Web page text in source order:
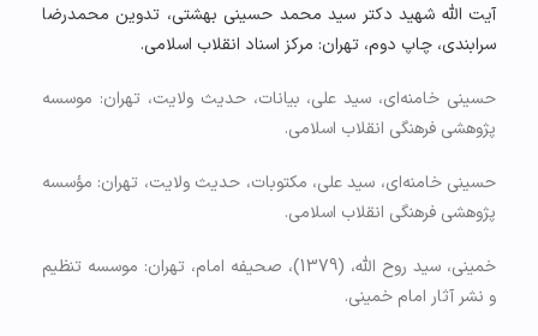
آیت الله شهید دکتر سید محمد حسینی بهشتی، تدوین محمدرضا
سرابندی، چاپ دوم، تهران: مرکز اسناد انقلاب اسلامی.
حسینی خامنه‌ای، سید علی، بیانات، حدیث ولایت، تهران: موسسه
پژوهشی فرهنگی انقلاب اسلامی.
حسینی خامنه‌ای، سید علی، مکتوبات، حدیث ولایت، تهران: مؤسسه
پژوهشی فرهنگی انقلاب اسلامی.
خمینی، سید روح الله، (1379)، صحیفه امام، تهران: موسسه تنظیم
و نشر آثار امام خمینی.